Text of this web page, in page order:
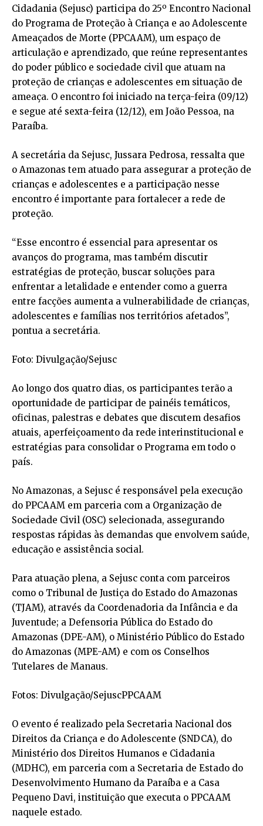
Cidadania (Sejusc) participa do 25º Encontro Nacional
do Programa de Proteção à Criança e ao Adolescente
Ameaçados de Morte (PPCAAM), um espaço de
articulação e aprendizado, que reúne representantes
do poder público e sociedade civil que atuam na
proteção de crianças e adolescentes em situação de
ameaça. O encontro foi iniciado na terça-feira (09/12)
e segue até sexta-feira (12/12), em João Pessoa, na
Paraíba.
A secretária da Sejusc, Jussara Pedrosa, ressalta que
o Amazonas tem atuado para assegurar a proteção de
crianças e adolescentes e a participação nesse
encontro é importante para fortalecer a rede de
proteção.
“Esse encontro é essencial para apresentar os
avanços do programa, mas também discutir
estratégias de proteção, buscar soluções para
enfrentar a letalidade e entender como a guerra
entre facções aumenta a vulnerabilidade de crianças,
adolescentes e famílias nos territórios afetados”,
pontua a secretária.
Foto: Divulgação/Sejusc
Ao longo dos quatro dias, os participantes terão a
oportunidade de participar de painéis temáticos,
oficinas, palestras e debates que discutem desafios
atuais, aperfeiçoamento da rede interinstitucional e
estratégias para consolidar o Programa em todo o
país.
No Amazonas, a Sejusc é responsável pela execução
do PPCAAM em parceria com a Organização de
Sociedade Civil (OSC) selecionada, assegurando
respostas rápidas às demandas que envolvem saúde,
educação e assistência social.
Para atuação plena, a Sejusc conta com parceiros
como o Tribunal de Justiça do Estado do Amazonas
(TJAM), através da Coordenadoria da Infância e da
Juventude; a Defensoria Pública do Estado do
Amazonas (DPE-AM), o Ministério Público do Estado
do Amazonas (MPE-AM) e com os Conselhos
Tutelares de Manaus.
Fotos: Divulgação/SejuscPPCAAM
O evento é realizado pela Secretaria Nacional dos
Direitos da Criança e do Adolescente (SNDCA), do
Ministério dos Direitos Humanos e Cidadania
(MDHC), em parceria com a Secretaria de Estado do
Desenvolvimento Humano da Paraíba e a Casa
Pequeno Davi, instituição que executa o PPCAAM
naquele estado.